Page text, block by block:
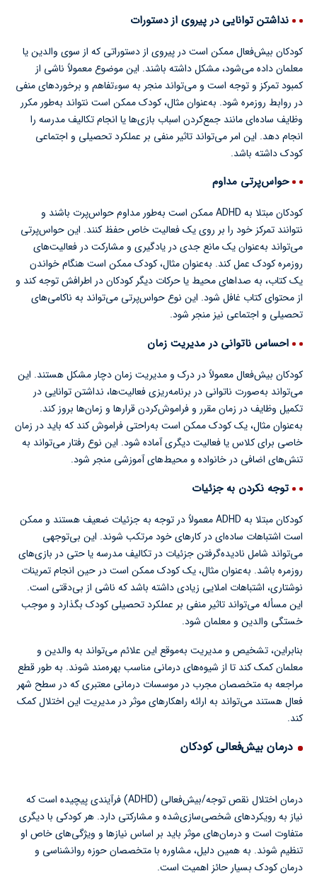
نداشتن توانایی در پیروی از دستورات
کودکان بیش‌فعال ممکن است در پیروی از دستوراتی که از سوی والدین یا
معلمان داده می‌شود، مشکل داشته باشند. این موضوع معمولاً ناشی از
کمبود تمرکز و توجه است و می‌تواند منجر به سوءتفاهم و برخوردهای منفی
در روابط روزمره شود. به‌عنوان مثال، کودک ممکن است نتواند به‌طور مکرر
وظایف ساده‌ای مانند جمع‌کردن اسباب بازی‌ها یا انجام تکالیف مدرسه را
انجام دهد. این امر می‌تواند تاثیر منفی بر عملکرد تحصیلی و اجتماعی
کودک داشته باشد.
حواس‌پرتی مداوم
کودکان مبتلا به ADHD ممکن است به‌طور مداوم حواس‌پرت باشند و
نتوانند تمرکز خود را بر روی یک فعالیت خاص حفظ کنند. این حواس‌پرتی
می‌تواند به‌عنوان یک مانع جدی در یادگیری و مشارکت در فعالیت‌های
روزمره کودک عمل کند. به‌عنوان مثال، کودک ممکن است هنگام خواندن
یک کتاب، به صداهای محیط یا حرکات دیگر کودکان در اطرافش توجه کند و
از محتوای کتاب غافل شود. این نوع حواس‌پرتی می‌تواند به ناکامی‌های
تحصیلی و اجتماعی نیز منجر شود.
احساس ناتوانی در مدیریت زمان
کودکان بیش‌فعال معمولاً در درک و مدیریت زمان دچار مشکل هستند. این
می‌تواند به‌صورت ناتوانی در برنامه‌ریزی فعالیت‌ها، نداشتن توانایی در
تکمیل وظایف در زمان مقرر و فراموش‌کردن قرارها و زمان‌ها بروز کند.
به‌عنوان مثال، یک کودک ممکن است به‌راحتی فراموش کند که باید در زمان
خاصی برای کلاس یا فعالیت دیگری آماده شود. این نوع رفتار می‌تواند به
تنش‌های اضافی در خانواده و محیط‌های آموزشی منجر شود.
توجه نکردن به جزئیات
کودکان مبتلا به ADHD معمولاً در توجه به جزئیات ضعیف هستند و ممکن
است اشتباهات ساده‌ای در کارهای خود مرتکب شوند. این بی‌توجهی
می‌تواند شامل نادیده‌گرفتن جزئیات در تکالیف مدرسه یا حتی در بازی‌های
روزمره باشد. به‌عنوان مثال، یک کودک ممکن است در حین انجام تمرینات
نوشتاری، اشتباهات املایی زیادی داشته باشد که ناشی از بی‌دقتی است.
این مسأله می‌تواند تاثیر منفی بر عملکرد تحصیلی کودک بگذارد و موجب
خستگی والدین و معلمان شود.
بنابراین، تشخیص و مدیریت به‌موقع این علائم می‌تواند به والدین و
معلمان کمک کند تا از شیوه‌های درمانی مناسب بهره‌مند شوند. به طور قطع
مراجعه به متخصصان مجرب در موسسات درمانی معتبری که در سطح شهر
فعال هستند می‌تواند به ارائه راهکارهای موثر در مدیریت این اختلال کمک
کند.
درمان بیش‌فعالی کودکان
درمان اختلال نقص توجه/بیش‌فعالی (ADHD) فرآیندی پیچیده است که
نیاز به رویکردهای شخصی‌سازی‌شده و مشارکتی دارد. هر کودکی با دیگری
متفاوت است و درمان‌های موثر باید بر اساس نیازها و ویژگی‌های خاص او
تنظیم شوند. به همین دلیل، مشاوره با متخصصان حوزه روانشناسی و
درمان کودک بسیار حائز اهمیت است.